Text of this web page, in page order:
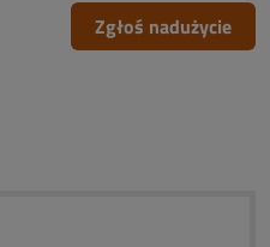
Zgłoś nadużycie